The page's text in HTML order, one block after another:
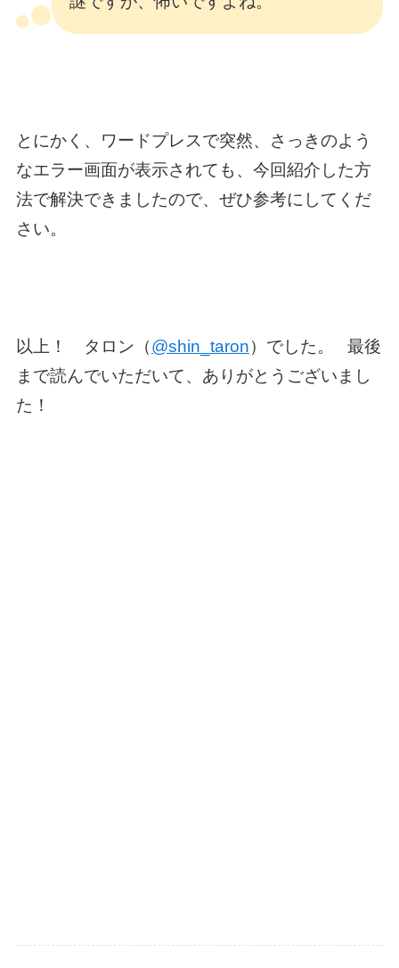
とにかく、ワードプレスで突然、さっきのよう
なエラー画面が表示されても、今回紹介した方
法で解決できましたので、ぜひ参考にしてくだ
さい。
以上！ タロン（@shin_taron）でした。 最後
まで読んでいただいて、ありがとうございまし
た！